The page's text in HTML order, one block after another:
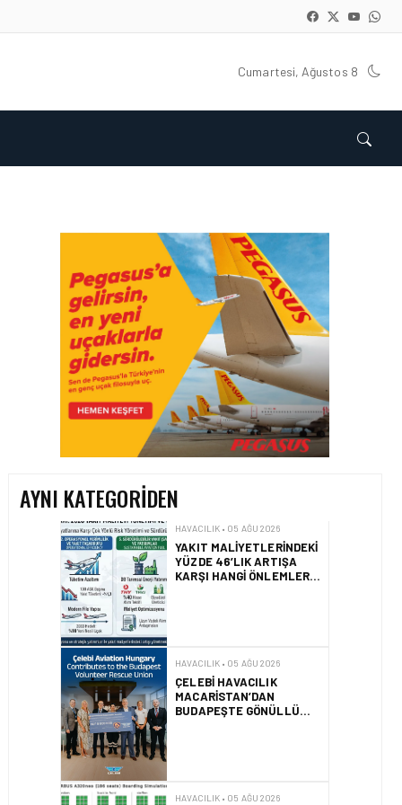
Cumartesi, Ağustos 8
AYNI KATEGORIDEN
HAVACILIK • 06 AĞU 2026
HITIT BILIŞIM 500’DE
SEKTÖREL YAZILIM
BIRINCISI
HAVACILIK • 05 AĞU 2026
YAKIT MALIYETLERINDEKI
YÜZDE 46’LIK ARTIŞA
KARŞI HANGI ÖNLEMLER
ALINIYOR?
ÇELEBI HAVACILIK
MACARISTAN’DAN
BUDAPEŞTE GÖNÜLLÜ
KURTARMA BIRLIĞI’NE
AIRBUS A320NEO
UÇAKLARINDA YOLCU
BINIŞ SÜREÇLERI
SIMÜLASYONLA TEST